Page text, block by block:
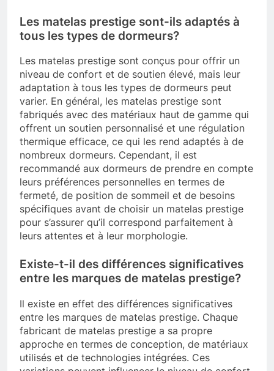
Les matelas prestige sont-ils adaptés à
tous les types de dormeurs?
Les matelas prestige sont conçus pour offrir un
niveau de confort et de soutien élevé, mais leur
adaptation à tous les types de dormeurs peut
varier. En général, les matelas prestige sont
fabriqués avec des matériaux haut de gamme qui
offrent un soutien personnalisé et une régulation
thermique efficace, ce qui les rend adaptés à de
nombreux dormeurs. Cependant, il est
recommandé aux dormeurs de prendre en compte
leurs préférences personnelles en termes de
fermeté, de position de sommeil et de besoins
spécifiques avant de choisir un matelas prestige
pour s’assurer qu’il correspond parfaitement à
leurs attentes et à leur morphologie.
Existe-t-il des différences significatives
entre les marques de matelas prestige?
Il existe en effet des différences significatives
entre les marques de matelas prestige. Chaque
fabricant de matelas prestige a sa propre
approche en termes de conception, de matériaux
utilisés et de technologies intégrées. Ces